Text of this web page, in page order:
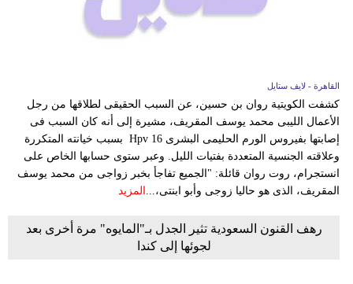
القاهرة - لايف ستايل
كشفت الكويتية روان بن حسين، عن السبب الحقيقى لطلاقها من رجل
الأعمال الليبى محمد يوسف المقريف، مشيرة إلى أنه كان السبب فى
إصابتها بفيروس الورم الحليمى البشرى Hpv 16 بسبب خيانته المتكررة
وعلاقته الجنسية المتعددة بفتيات الليل. وعبر ستوى حسابها الخاص على
انستجرام، روت روان قائلة: "الجميع تفاجأ بخبر زواجى من محمد يوسف
المقريف، الذى هو حاليا زوجى وأبو ابنتى،...
المزيد
رهف القنون السعودية تثير الجدل بـ"المايوه" مرة أخرى بعد
لجوئها إلى كندا